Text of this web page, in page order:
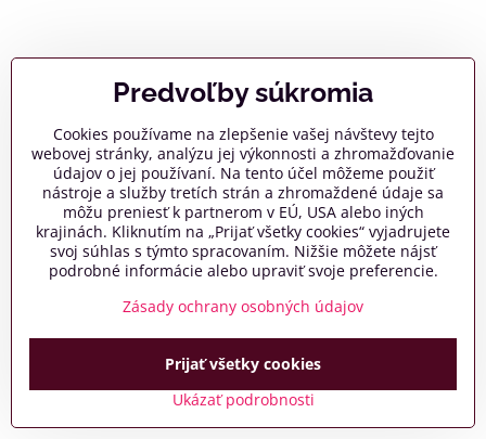
Predvoľby súkromia
Cookies používame na zlepšenie vašej návštevy tejto
webovej stránky, analýzu jej výkonnosti a zhromažďovanie
údajov o jej používaní. Na tento účel môžeme použiť
nástroje a služby tretích strán a zhromaždené údaje sa
môžu preniesť k partnerom v EÚ, USA alebo iných
krajinách. Kliknutím na „Prijať všetky cookies“ vyjadrujete
svoj súhlas s týmto spracovaním. Nižšie môžete nájsť
podrobné informácie alebo upraviť svoje preferencie.
Zásady ochrany osobných údajov
Ukázať podrobnosti
Prijať všetky cookies